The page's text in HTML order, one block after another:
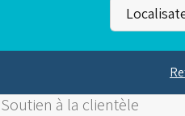
Soutien à la clientèle